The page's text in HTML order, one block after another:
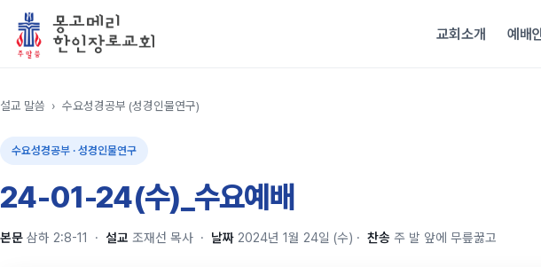
교회소개 예배
설교 말씀 › 수요성경공부 (성경인물연구)
수요성경공부 · 성경인물연구
24-01-24(수)_수요예배
본문 삼하 2:8-11 · 설교 조재선 목사 · 날짜 2024년 1월 24일 (수) · 찬송 주 발 앞에 무릎꿇고